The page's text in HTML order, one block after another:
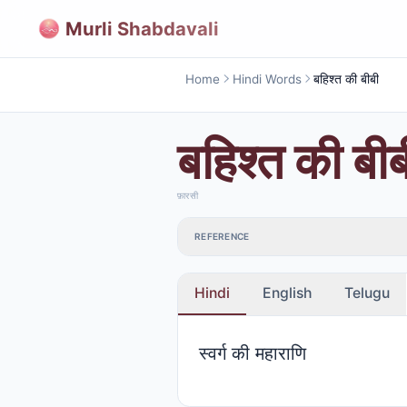
Murli Shabdavali
Home Hindi Words बहिश्त की बीबी
बहिश्त की
फ़ारसी
REFERENCE
Hindi English Telugu
स्वर्ग की महाराणि